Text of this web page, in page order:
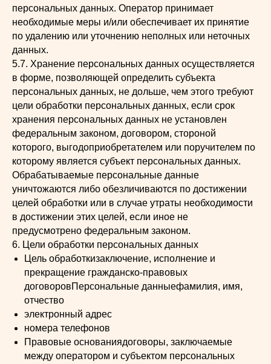
персональных данных. Оператор принимает
необходимые меры и/или обеспечивает их принятие
по удалению или уточнению неполных или неточных
данных.
5.7. Хранение персональных данных осуществляется
в форме, позволяющей определить субъекта
персональных данных, не дольше, чем этого требуют
цели обработки персональных данных, если срок
хранения персональных данных не установлен
федеральным законом, договором, стороной
которого, выгодоприобретателем или поручителем по
которому является субъект персональных данных.
Обрабатываемые персональные данные
уничтожаются либо обезличиваются по достижении
целей обработки или в случае утраты необходимости
в достижении этих целей, если иное не
предусмотрено федеральным законом.
6. Цели обработки персональных данных
Цель обработкизаключение, исполнение и
прекращение гражданско-правовых
договоровПерсональные данныефамилия, имя,
отчество
электронный адрес
номера телефонов
Правовые основаниядоговоры, заключаемые
между оператором и субъектом персональных